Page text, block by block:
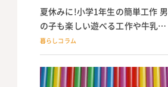
夏休みに!小学1年生の簡単工作 男
の子も楽しい遊べる工作や牛乳パ
ック貯金箱も
暮らしコラム